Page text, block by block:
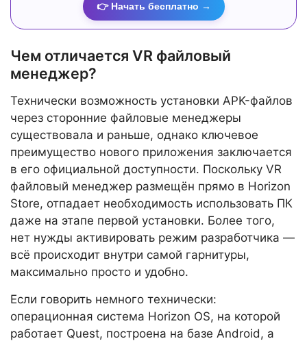
👉 Начать бесплатно →
Чем отличается VR файловый
менеджер?
Технически возможность установки APK-файлов
через сторонние файловые менеджеры
существовала и раньше, однако ключевое
преимущество нового приложения заключается
в его официальной доступности. Поскольку VR
файловый менеджер размещён прямо в Horizon
Store, отпадает необходимость использовать ПК
даже на этапе первой установки. Более того,
нет нужды активировать режим разработчика —
всё происходит внутри самой гарнитуры,
максимально просто и удобно.
Если говорить немного технически:
операционная система Horizon OS, на которой
работает Quest, построена на базе Android, а